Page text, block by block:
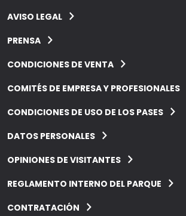
AVISO LEGAL
PRENSA
CONDICIONES DE VENTA
COMITÉS DE EMPRESA Y PROFESIONALES
CONDICIONES DE USO DE LOS PASES
DATOS PERSONALES
OPINIONES DE VISITANTES
REGLAMENTO INTERNO DEL PARQUE
CONTRATACIÓN